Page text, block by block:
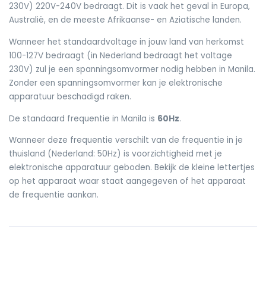
230V) 220V-240V bedraagt. Dit is vaak het geval in Europa,
Australië, en de meeste Afrikaanse- en Aziatische landen.
Wanneer het standaardvoltage in jouw land van herkomst
100-127V bedraagt (in Nederland bedraagt het voltage
230V) zul je een spanningsomvormer nodig hebben in Manila.
Zonder een spanningsomvormer kan je elektronische
apparatuur beschadigd raken.
De standaard frequentie in Manila is 60Hz.
Wanneer deze frequentie verschilt van de frequentie in je
thuisland (Nederland: 50Hz) is voorzichtigheid met je
elektronische apparatuur geboden. Bekijk de kleine lettertjes
op het apparaat waar staat aangegeven of het apparaat
de frequentie aankan.